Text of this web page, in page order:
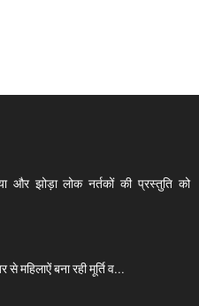
और झोड़ा लोक नर्तकों की प्रस्तुति को
महिलाऐं बना रही मूर्ति व...